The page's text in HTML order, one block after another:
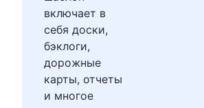
Каскадная методология
Скорость в Scrum
Критерии готовности
Сравнение методологий
производства и Agile
Scrumban
включает в
себя доски,
бэклоги,
дорожные
карты, отчеты
и многое